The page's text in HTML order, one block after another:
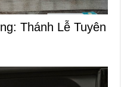
Thánh Lễ Tuyên